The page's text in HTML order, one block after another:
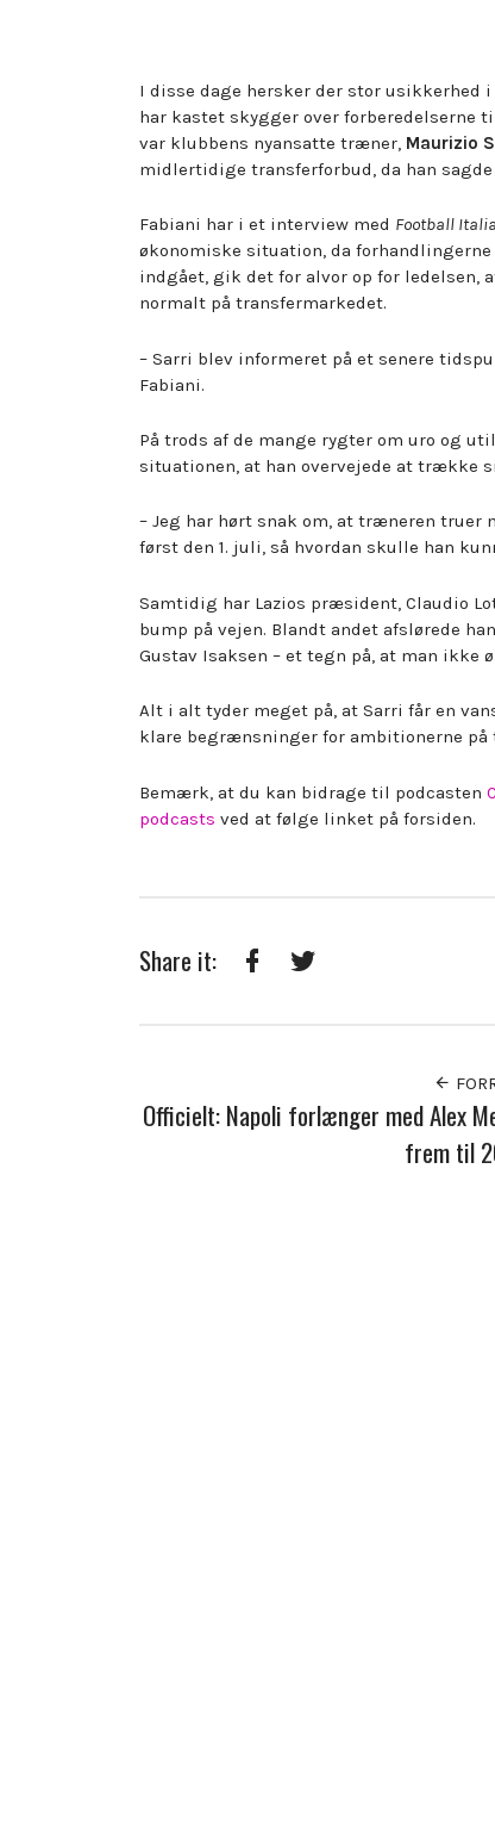
I disse dage hersker der stor usikkerhed
har kastet skygger over forberedelserne
var klubbens nyansatte træner, Maurizio
midlertidige transferforbud, da han
Fabiani har i et interview med Football Italia
økonomiske situation, da forhandlingerne
indgået, gik det for alvor op for ledelsen,
normalt på transfermarkedet.
– Sarri blev informeret på et senere
Fabiani.
På trods af de mange rygter om uro og
situationen, at han overvejede at trække
– Jeg har hørt snak om, at træneren
først den 1. juli, så hvordan skulle han
Samtidig har Lazios præsident, Claudio
bump på vejen. Blandt andet afslørede
Gustav Isaksen – et tegn på, at man
Alt i alt tyder meget på, at Sarri får en
klare begrænsninger for ambitionerne på
Bemærk, at du kan bidrage til podcasten
podcasts ved at følge linket på forsiden.
Share it:
Officielt: Napoli forlænger med Alex
frem til